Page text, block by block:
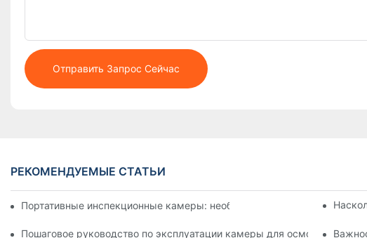
Отправить Запрос Сейчас
РЕКОМЕНДУЕМЫЕ СТАТЬИ
Портативные инспекционные камеры: необходимые инструменты для
Пошаговое руководство по эксплуатации камеры для осмотра